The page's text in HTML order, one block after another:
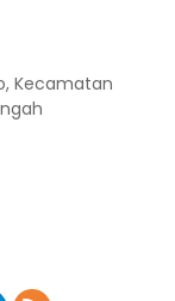
Kecamatan